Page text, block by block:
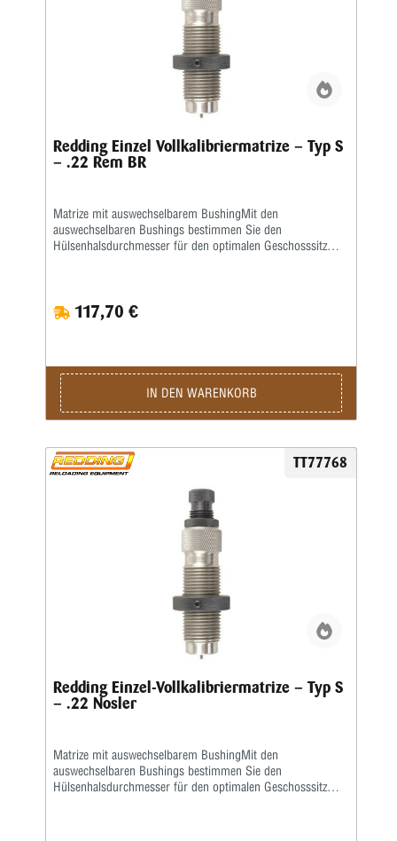
Redding Einzel Vollkalibriermatrize – Typ S
– .22 Rem BR
Matrize mit auswechselbarem BushingMit den
auswechselbaren Bushings bestimmen Sie den
Hülsenhalsdurchmesser für den optimalen Geschosssitz
Body Die- Standard-SetzmatrizeDie Bushings sind nicht im
Satz enthalten, bitte extra ordern.
117,70 €
IN DEN WARENKORB
TT77768
Redding Einzel-Vollkalibriermatrize – Typ S
– .22 Nosler
Matrize mit auswechselbarem BushingMit den
auswechselbaren Bushings bestimmen Sie den
Hülsenhalsdurchmesser für den optimalen Geschosssitz